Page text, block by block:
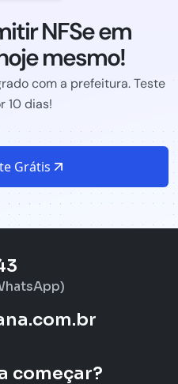
NFSe em
mesmo!
com a prefeitura. Teste
10 dias!
Grátis
começar?